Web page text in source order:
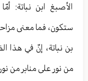
الأصبغ ابن نباتة:
ستكون، فما معنى
بن نباتة، إنّ في هذا
من نور على منابر من